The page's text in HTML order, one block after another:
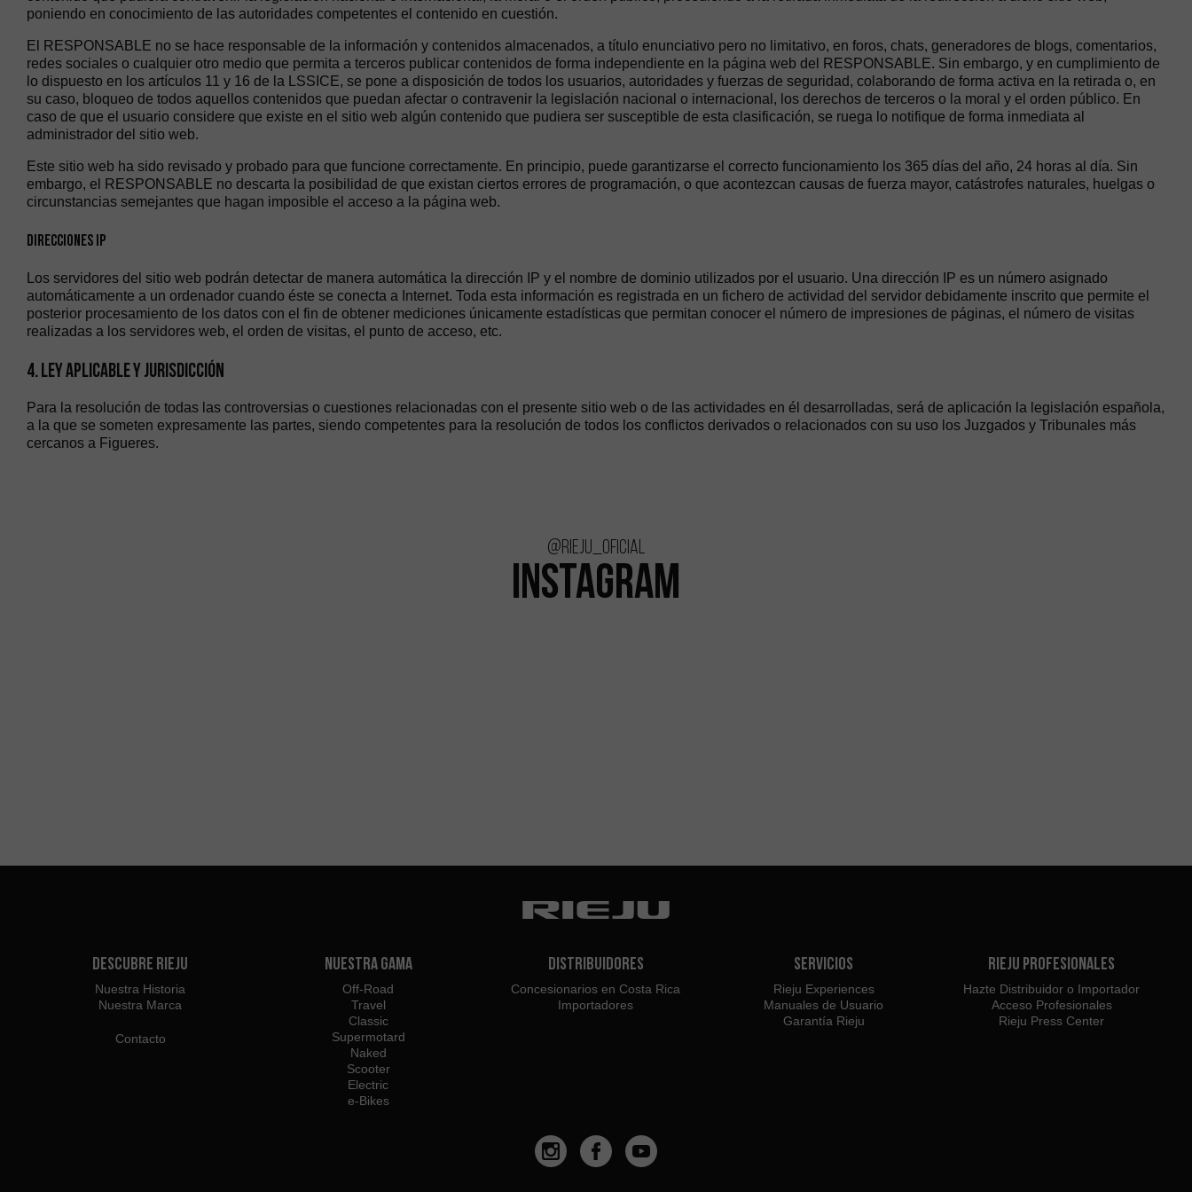
poniendo en conocimiento de las autoridades competentes el contenido en cuestión.
El RESPONSABLE no se hace responsable de la información y contenidos almacenados, a título enunciativo pero no limitativo, en foros, chats, generadores de blogs, comentarios,
redes sociales o cualquier otro medio que permita a terceros publicar contenidos de forma independiente en la página web del RESPONSABLE. Sin embargo, y en cumplimiento de
lo dispuesto en los artículos 11 y 16 de la LSSICE, se pone a disposición de todos los usuarios, autoridades y fuerzas de seguridad, colaborando de forma activa en la retirada o, en
su caso, bloqueo de todos aquellos contenidos que puedan afectar o contravenir la legislación nacional o internacional, los derechos de terceros o la moral y el orden público. En
caso de que el usuario considere que existe en el sitio web algún contenido que pudiera ser susceptible de esta clasificación, se ruega lo notifique de forma inmediata al
administrador del sitio web.
Este sitio web ha sido revisado y probado para que funcione correctamente. En principio, puede garantizarse el correcto funcionamiento los 365 días del año, 24 horas al día. Sin
embargo, el RESPONSABLE no descarta la posibilidad de que existan ciertos errores de programación, o que acontezcan causas de fuerza mayor, catástrofes naturales, huelgas o
circunstancias semejantes que hagan imposible el acceso a la página web.
Direcciones IP
Los servidores del sitio web podrán detectar de manera automática la dirección IP y el nombre de dominio utilizados por el usuario. Una dirección IP es un número asignado
automáticamente a un ordenador cuando éste se conecta a Internet. Toda esta información es registrada en un fichero de actividad del servidor debidamente inscrito que permite el
posterior procesamiento de los datos con el fin de obtener mediciones únicamente estadísticas que permitan conocer el número de impresiones de páginas, el número de visitas
realizadas a los servidores web, el orden de visitas, el punto de acceso, etc.
4. LEY APLICABLE Y JURISDICCIÓN
Para la resolución de todas las controversias o cuestiones relacionadas con el presente sitio web o de las actividades en él desarrolladas, será de aplicación la legislación española,
a la que se someten expresamente las partes, siendo competentes para la resolución de todos los conflictos derivados o relacionados con su uso los Juzgados y Tribunales más
cercanos a Figueres.
@rieju_oficial
INSTAGRAM
Descubre Rieju
Nuestra Historia
Nuestra Marca
Contacto
Nuestra Gama
Off-Road
Travel
Classic
Supermotard
Naked
Scooter
Electric
e-Bikes
Distribuidores
Concesionarios en Costa Rica
Importadores
Servicios
Rieju Experiences
Manuales de Usuario
Garantía Rieju
Rieju Profesionales
Hazte Distribuidor o Importador
Acceso Profesionales
Rieju Press Center